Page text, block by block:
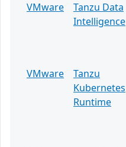
VMware
Tanzu Data
Intelligence
VMware
Tanzu
Kubernetes
Runtime